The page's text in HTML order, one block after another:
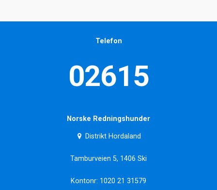
Telefon
02615
Norske Redningshunder
Distrikt Hordaland
Tamburveien 5, 1406 Ski
Kontonr: 1020 21 31579